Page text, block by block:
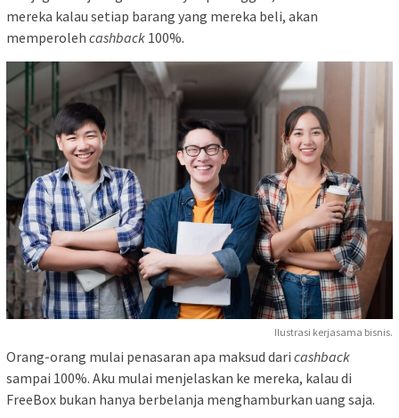
mereka kalau setiap barang yang mereka beli, akan
memperoleh cashback 100%.
Ilustrasi kerjasama bisnis.
Orang-orang mulai penasaran apa maksud dari cashback
sampai 100%. Aku mulai menjelaskan ke mereka, kalau di
FreeBox bukan hanya berbelanja menghamburkan uang saja.